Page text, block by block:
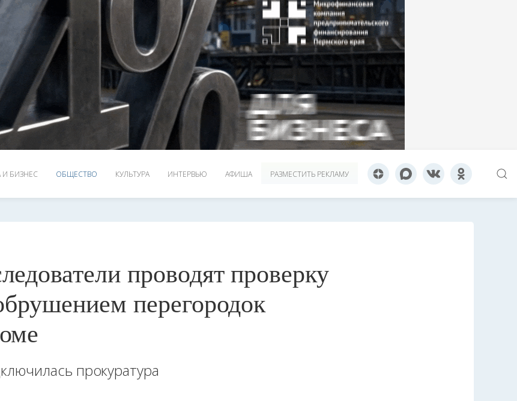
БИЗНЕС ОБЩЕСТВО КУЛЬТУРА ИНТЕРВЬЮ АФИША РАЗМЕСТИТЬ РЕКЛАМУ
проводят проверку
перегородок
прокуратура